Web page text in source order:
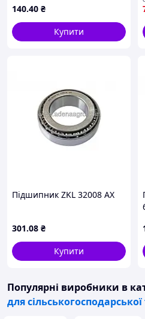
140.40 ₴
Купити
Підшипник ZKL 32008 AX
301.08 ₴
Купити
Популярні виробники в
для сільськогосподарської